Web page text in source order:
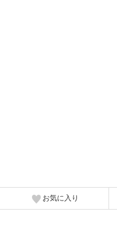
お気に入り